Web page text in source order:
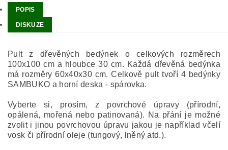
POPIS
DISKUZE
Pult z dřevěných bedýnek o celkových rozměrech
100x100 cm a hloubce 30 cm. Každá dřevěná bedýnka
má rozměry 60x40x30 cm. Celkově pult tvoří 4 bedýnky
SAMBUKO a horní deska - spárovka.
Vyberte si, prosím, z povrchové úpravy (přírodní,
opálená, mořená nebo patinovaná). Na přání je možné
zvolit i jinou povrchovou úpravu jakou je například včelí
vosk či přírodní oleje (tungový, lněný atd.).